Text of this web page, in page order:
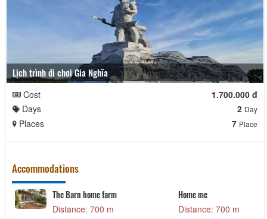
Lịch trình đi chơi Gia Nghĩa
Cost
1.700.000 đ
Days
2 Day
Places 7 Place
Accommodations
The Barn home farm
Distance: 700 m
Home me
Distance: 700 m